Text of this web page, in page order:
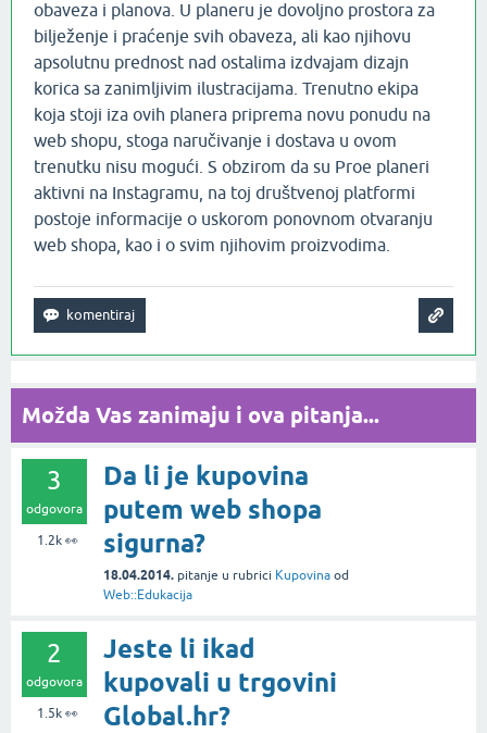
obaveza i planova. U planeru je dovoljno prostora za
bilježenje i praćenje svih obaveza, ali kao njihovu
apsolutnu prednost nad ostalima izdvajam dizajn
korica sa zanimljivim ilustracijama. Trenutno ekipa
koja stoji iza ovih planera priprema novu ponudu na
web shopu, stoga naručivanje i dostava u ovom
trenutku nisu mogući. S obzirom da su Proe planeri
aktivni na Instagramu, na toj društvenoj platformi
postoje informacije o uskorom ponovnom otvaranju
web shopa, kao i o svim njihovim proizvodima.
Možda Vas zanimaju i ova pitanja...
3
odgovora
1.2k👀
Da li je kupovina
putem web shopa
sigurna?
18.04.2014. pitanje u rubrici Kupovina od
Web::Edukacija
2
odgovora
1.5k👀
Jeste li ikad
kupovali u trgovini
Global.hr?